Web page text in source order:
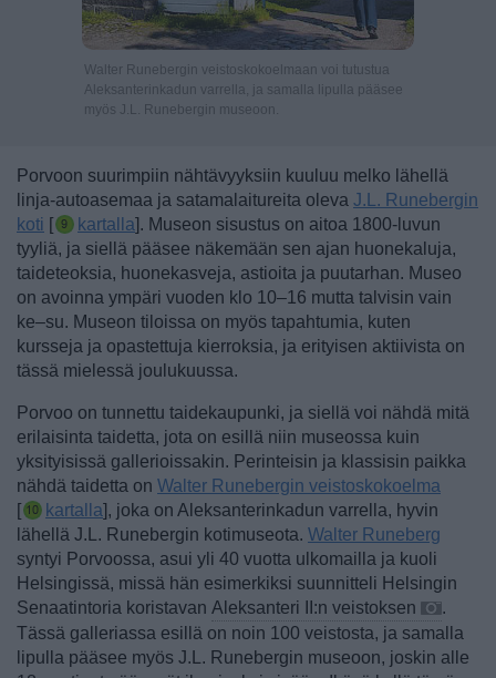
Walter Runebergin veistoskokoelmaan voi tutustua
Aleksanterinkadun varrella, ja samalla lipulla pääsee
myös J.L. Runebergin museoon.
Porvoon suurimpiin nähtävyyksiin kuuluu melko lähellä
linja-autoasemaa ja satamalaitureita oleva J.L. Runebergin
koti [ kartalla]. Museon sisustus on aitoa 1800-luvun
tyyliä, ja siellä pääsee näkemään sen ajan huonekaluja,
taideteoksia, huonekasveja, astioita ja puutarhan. Museo
on avoinna ympäri vuoden klo 10–16 mutta talvisin vain
ke–su. Museon tiloissa on myös tapahtumia, kuten
kursseja ja opastettuja kierroksia, ja erityisen aktiivista on
tässä mielessä joulukuussa.
Porvoo on tunnettu taidekaupunki, ja siellä voi nähdä mitä
erilaisinta taidetta, jota on esillä niin museossa kuin
yksityisissä gallerioissakin. Perinteisin ja klassisin paikka
nähdä taidetta on Walter Runebergin veistoskokoelma
[
kartalla], joka on Aleksanterinkadun varrella, hyvin
lähellä J.L. Runebergin kotimuseota. Walter Runeberg
syntyi Porvoossa, asui yli 40 vuotta ulkomailla ja kuoli
Helsingissä, missä hän esimerkiksi suunnitteli Helsingin
Senaatintoria koristavan Aleksanteri II:n veistoksen
.
Tässä galleriassa esillä on noin 100 veistosta, ja samalla
lipulla pääsee myös J.L. Runebergin museoon, joskin alle